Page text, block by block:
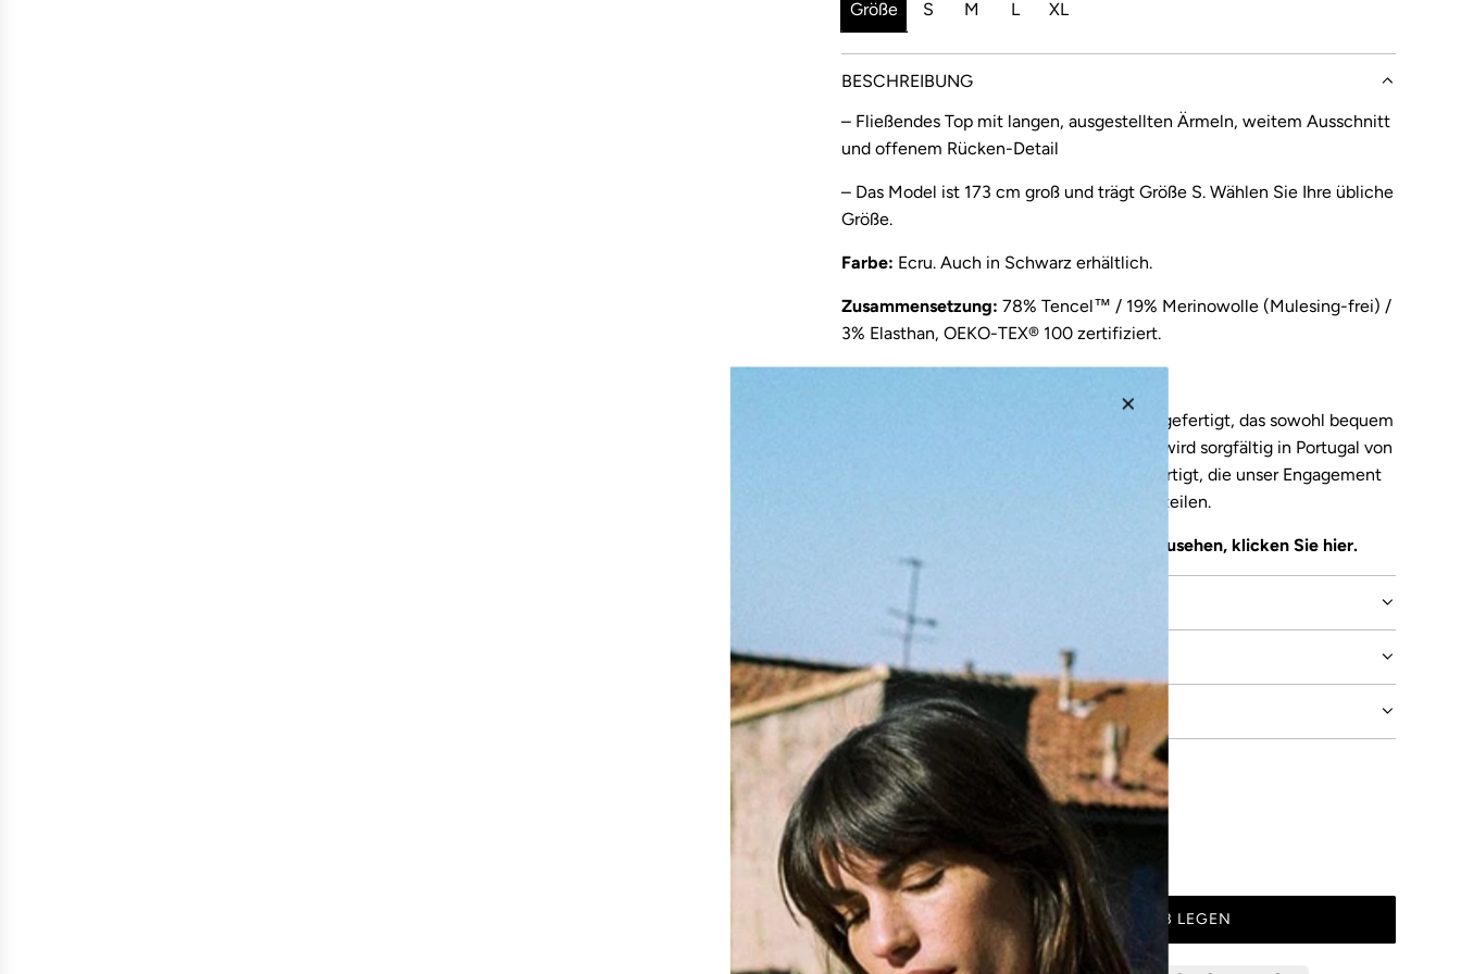
r
p
r
e
i
s
ä
r
e
r
P
r
e
i
Größe
S M L XL
BESCHREIBUNG
– Fließendes Top mit langen, ausgestellten Ärmeln, weitem Ausschnitt
und offenem Rücken-Detail
– Das Model ist 173 cm groß und trägt Größe S. Wählen Sie Ihre übliche
Größe.
Farbe: Ecru. Auch in Schwarzerhältlich.
Zusammensetzung: 78% Tencel™ / 19% Merinowolle (Mulesing-frei) /
3% Elasthan, OEKO-TEX® 100 zertifiziert.
Dieses Top wird aus einem Naturmaterial gefertigt, das sowohl bequem
als auch atmungsaktiv für die Haut ist. Es wird sorgfältig in Portugal von
Frauen mit einzigartigem Know-how gefertigt, die unser Engagement
für Verantwortung und Detailgenauigkeit teilen.
Um die Nachhaltigkeit des Produkts einzusehen, klicken Sie hier.
KLEIDERPFLEGE
MORPHOLOGISCHE BERATUNG
MENGE
IN DEN WARENKORB LEGEN
A